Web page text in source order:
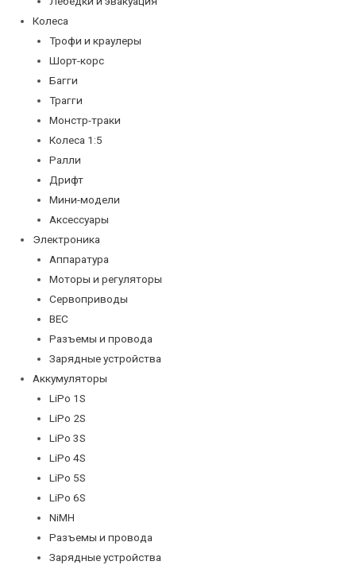
Колеса
Трофи и краулеры
Шорт-корс
Багги
Трагги
Монстр-траки
Колеса 1:5
Ралли
Дрифт
Мини-модели
Аксессуары
Электроника
Аппаратура
Моторы и регуляторы
Сервоприводы
BEC
Разъемы и провода
Зарядные устройства
Аккумуляторы
LiPo 1S
LiPo 2S
LiPo 3S
LiPo 4S
LiPo 5S
LiPo 6S
NiMH
Разъемы и провода
Зарядные устройства